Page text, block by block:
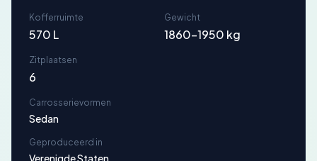
Kofferruimte
570 L
Gewicht
1860-1950 kg
Zitplaatsen
6
Carrosserievormen
Sedan
Geproduceerd in
Verenigde Staten